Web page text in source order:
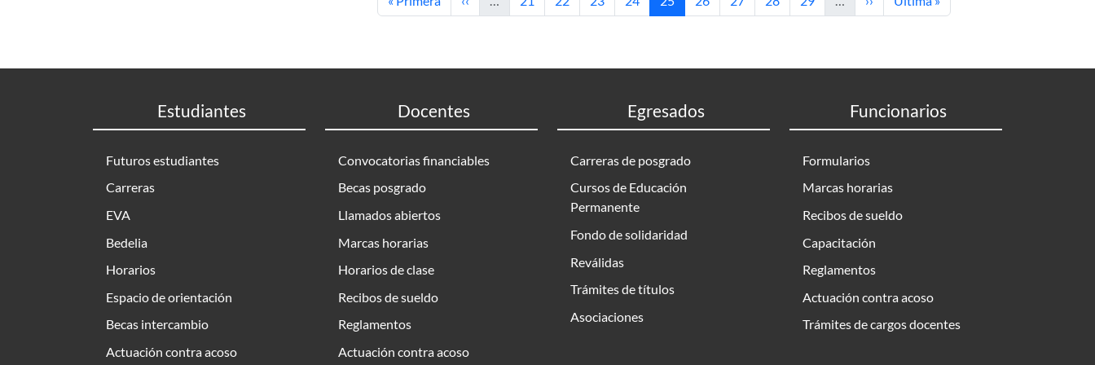
Estudiantes
Futuros estudiantes
Carreras
EVA
Bedelia
Horarios
Espacio de orientación
Becas intercambio
Actuación contra acoso
Docentes
Convocatorias financiables
Becas posgrado
Llamados abiertos
Marcas horarias
Horarios de clase
Recibos de sueldo
Reglamentos
Actuación contra acoso
Egresados
Carreras de posgrado
Cursos de Educación
Permanente
Fondo de solidaridad
Reválidas
Trámites de títulos
Asociaciones
Funcionarios
Formularios
Marcas horarias
Recibos de sueldo
Capacitación
Reglamentos
Actuación contra acoso
Trámites de cargos docentes